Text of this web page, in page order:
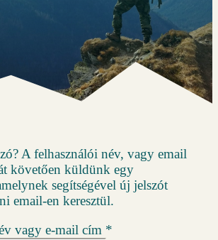
A felhasználói név, vagy email
követően küldünk egy
segítségével új jelszót
email-en keresztül.
vagy e-mail cím *